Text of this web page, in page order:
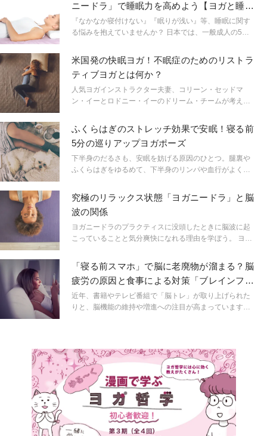
ニードラ」で睡眠力を高めよう【ヨガと睡眠
♯１】
『なかなか寝付けない』『眠りが浅い』等、睡眠に関す
る悩みを抱えていませんか？ 日本では、一般成人の5人
す。多くの人が抱える睡眠に関する悩み。ヨガの実践
が、その睡眠の質を上げることは広く認知されている事
実です。ここでは『眠りのヨガ』といわれるヨガニード
ラを通じて、ヨガ的観点から睡眠の質を向上させていく
方法をご紹介していきます。
米国発の快眠ヨガ！不眠症のためのリストラ
ティブヨガとは何か？
人気ヨガインストラクター夫妻、コリーン・セッドマ
ン・イーとロドニー・イーのドリーム・チームが考え出
ガ」。ボルスターやベルト、ブランケットなどのプロッ
プス（道具）を使い、その上に横たわることで体に負荷
をかけず、リラクゼーションへと誘うリストラティブヨ
ガを中心に、瞑想、エッセンシャルオイル、レイキ（エ
ネルギーバランスを整える手法）のコンビネーション
もたらしてくれるはずだ。
ふくらはぎのストレッチ効果で安眠！寝る前
5分の巡りアップヨガポーズ
下半身のだるさも、安眠を妨げる原因のひとつ。腿裏や
ふくらはぎをゆるめて、下半身のリンパや血行がよくな
教えてもらいました。
究極のリラックス状態「ヨガニードラ」と脳
波の関係
ヨガニードラのプラクティスに没頭したときに脳波に起
こっていることと気分爽快になれる理由を学ぼう。 ヨガ
意識的に睡眠状態に入ることで心の波を静めているとい
う。それはどのようなメカニズムなのか。
「寝る前スマホ」で脳に老廃物が溜まる？脳
疲労の原因と食事による対策「ブレインフー
ド」とは
近年、書籍やテレビ番組で「脳トレ」が取り上げられた
りと、脳機能の維持や増進への注目が高まっています。